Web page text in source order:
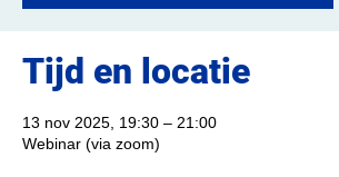
Tijd en locatie
13 nov 2025, 19:30 – 21:00
Webinar (via zoom)